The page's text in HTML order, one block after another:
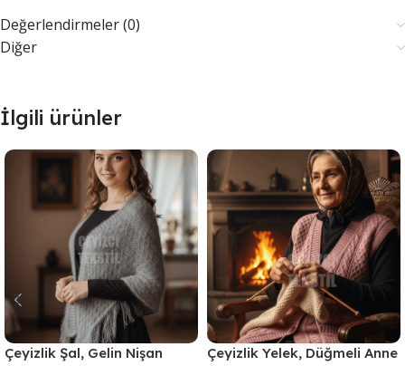
Değerlendirmeler (0)
Diğer
İlgili ürünler
Çeyizlik Şal, Gelin Nişan
Çeyizlik Yelek, Düğmeli Anne